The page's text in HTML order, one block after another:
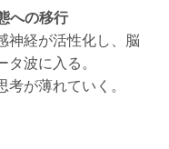
への移行
神経が活性化し、脳
波に入る。
が薄れていく。